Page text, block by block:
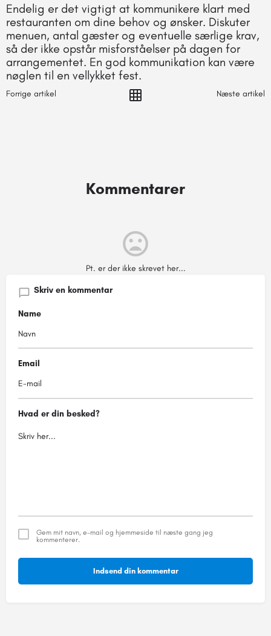
Endelig er det vigtigt at kommunikere klart med
restauranten om dine behov og ønsker. Diskuter
menuen, antal gæster og eventuelle særlige krav,
så der ikke opstår misforståelser på dagen for
arrangementet. En god kommunikation kan være
nøglen til en vellykket fest.
Forrige artikel Næste artikel
Kommentarer
Pt. er der ikke skrevet her...
Skriv en kommentar
Name
Email
Hvad er din besked?
Gem mit navn, e-mail og hjemmeside til næste gang jeg
kommenterer.
Indsend din kommentar